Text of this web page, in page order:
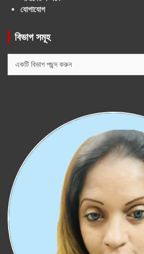
যোগাযোগ
বিভাগ সমূহ